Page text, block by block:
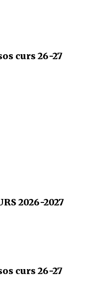
curs 26-27
2026-2027
curs 26-27